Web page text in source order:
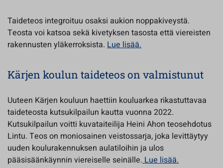
Taideteos integroituu osaksi aukion noppakiveystä.
Teosta voi katsoa sekä kivetyksen tasosta että viereisten
rakennusten yläkerroksista. Lue lisää.
Kärjen koulun taideteos on valmistunut
Uuteen Kärjen kouluun haettiin kouluarkea rikastuttavaa
taideteosta kutsukilpailun kautta vuonna 2022.
Kutsukilpailun voitti kuvataiteilija Heini Ahon teosehdotus
Lintu. Teos on moniosainen veistossarja, joka levittäytyy
uuden koulurakennuksen aulatiloihin ja ulos
pääsisäänkäynnin viereiselle seinälle.Lue lisää.